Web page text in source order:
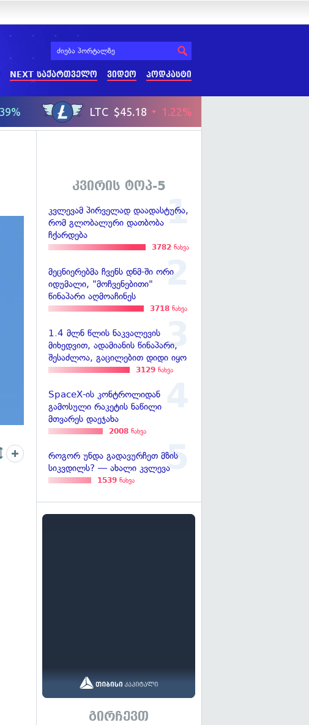
NEXT საქართველო ვიდეო პოდკასტი
კვირის ტოპ-5
კვლევამ პირველად დაადასტურა,
რომ გლობალური დათბობა
ჩქარდება
3782 ნახვა
მეცნიერებმა ჩვენს დნმ-ში ორი
იდუმალი, "მოჩვენებითი"
წინაპარი აღმოაჩინეს
3718 ნახვა
1.4 მლნ წლის ნაკვალევის
მიხედვით, ადამიანის წინაპარი,
შესაძლოა, გაცილებით დიდი იყო
3129 ნახვა
SpaceX-ის კონტროლიდან
გამოსული რაკეტის ნაწილი
მთვარეს დაეჯახა
2008 ნახვა
როგორ უნდა გადავურჩეთ მზის
სიკვდილს? — ახალი კვლევა
1539 ნახვა
გირჩევთ